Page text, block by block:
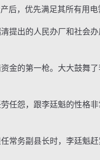
后，优先满足其所有用电
出的人民办厂和社会办
的第一枪。大大鼓舞了
怨，跟李廷魁的性格非
务副县长时，李廷魁赶